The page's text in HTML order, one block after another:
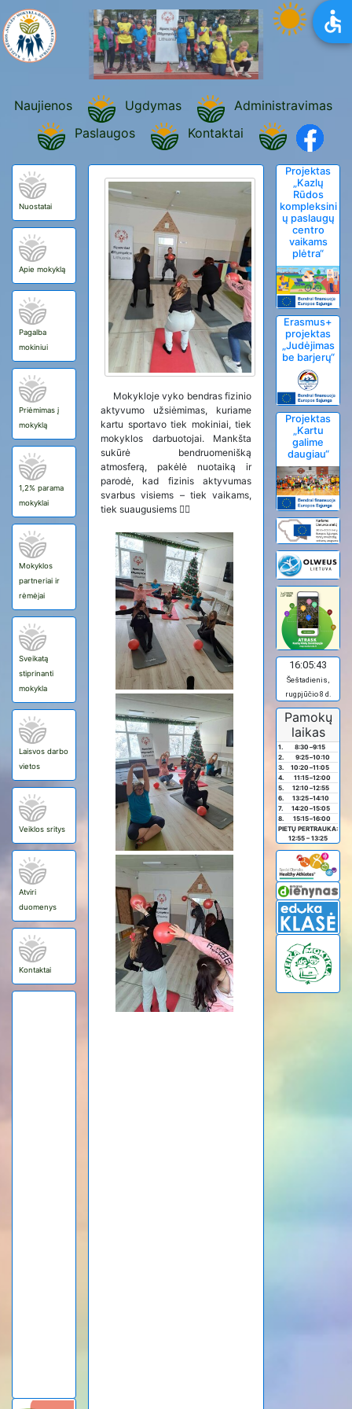
Naujienos Ugdymas
Administravimas
Paslaugos
Kontaktai
Nuostatai
Apie mokyklą
Pagalba
mokiniui
Priėmimas į
mokyklą
1,2% parama
mokyklai
Mokyklos
partneriai ir
rėmėjai
Sveikatą
stiprinanti
mokykla
Laisvos darbo
vietos
Veiklos sritys
Atviri
duomenys
Kontaktai
Mokykloje vyko bendras fizinio
aktyvumo užsiėmimas, kuriame
kartu sportavo tiek mokiniai, tiek
mokyklos darbuotojai. Mankšta
sukūrė bendruomenišką
atmosferą, pakėlė nuotaiką ir
parodė, kad fizinis aktyvumas
svarbus visiems – tiek vaikams,
tiek suaugusiems 🤸‍♀️
Projektas
„Kazlų
Rūdos
kompleksini
ų paslaugų
centro
vaikams
plėtra“
Erasmus+
projektas
„Judėjimas
be barjerų“
Projektas
„Kartu
galime
daugiau“
16:05:43
Šeštadienis,
rugpjūčio 8 d.
Pamokų
laikas
1. 8:30 –9:15
2.
9:25–10:10
3.
10:20 –11:05
4.
11:15–12:00
5.
12:10 –12:55
6.
13:25–14:10
7.
14:20 –15:05
8.
15:15–16:00
PIETŲ PERTRAUKA:
12:55 – 13:25